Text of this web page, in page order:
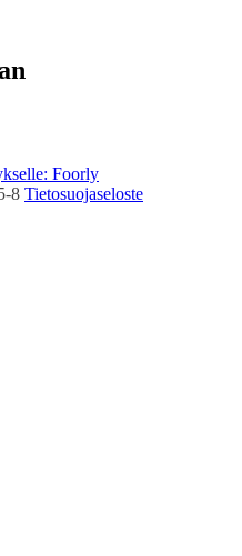
Foorly
8 Tietosuojaseloste